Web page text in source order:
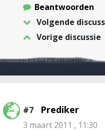
Beantwoorden
Volgende
Vorige discussie
#7 Prediker
3 maart 2011 , 11:30